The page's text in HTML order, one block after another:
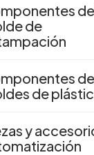
de
de
de
y